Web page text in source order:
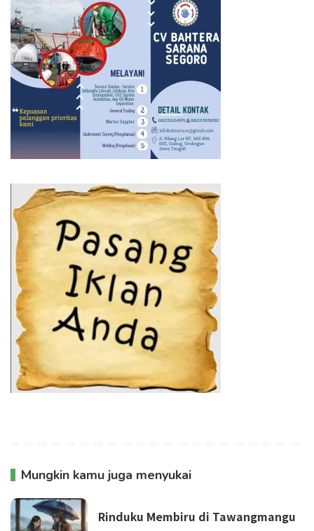
Mungkin kamu juga menyukai
Rinduku Membiru di Tawangmangu